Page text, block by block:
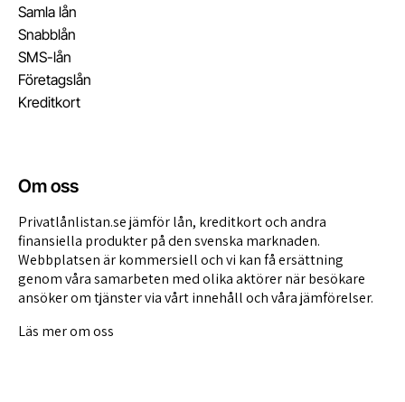
Samla lån
Snabblån
SMS-lån
Företagslån
Kreditkort
Om oss
Privatlånlistan.se jämför lån, kreditkort och andra
finansiella produkter på den svenska marknaden.
Webbplatsen är kommersiell och vi kan få ersättning
genom vårasamarbeten med olika aktörernär besökare
ansöker om tjänster via vårt innehåll och våra jämförelser.
Läs mer om oss